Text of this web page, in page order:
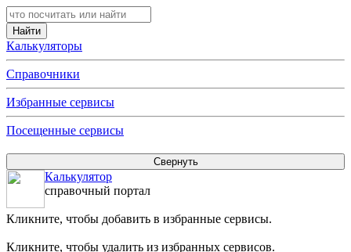
Калькуляторы
Справочники
Избранные сервисы
Посещенные сервисы
Калькулятор
справочный портал
Кликните, чтобы добавить в избранные сервисы.
Кликните, чтобы удалить из избранных сервисов.